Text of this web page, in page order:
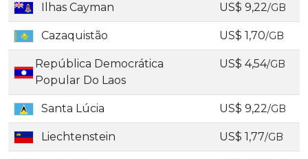
Ilhas Cayman US$ 9,22/GB
Cazaquistão US$ 1,70/GB
República Democrática
Popular Do Laos
US$ 4,54/GB
Santa Lúcia US$ 9,22/GB
Liechtenstein US$ 1,77/GB